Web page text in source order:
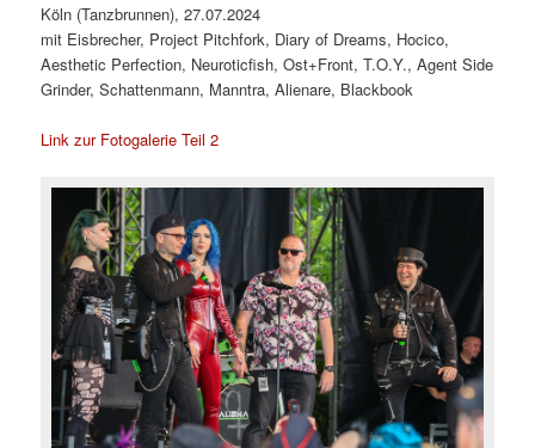
Köln (Tanzbrunnen), 27.07.2024
mit Eisbrecher, Project Pitchfork, Diary of Dreams, Hocico,
Aesthetic Perfection, Neuroticfish, Ost+Front, T.O.Y., Agent Side
Grinder, Schattenmann, Manntra, Alienare, Blackbook
Link zur Fotogalerie Teil 2